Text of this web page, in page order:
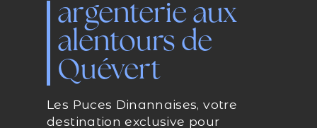
argenterie aux
alentours de
Quévert
Les Puces Dinannaises, votre
destination exclusive pour